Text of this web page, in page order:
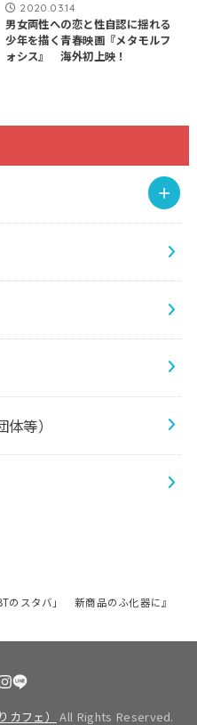
2020.03.14
男女両性への恋と性自認に揺れる
少年を描く青春映画『メタモルフ
ォシス』 海外初上映！
等）
のスタバ」 新商品のふ化器に』
フェ） All Rights Reserved.